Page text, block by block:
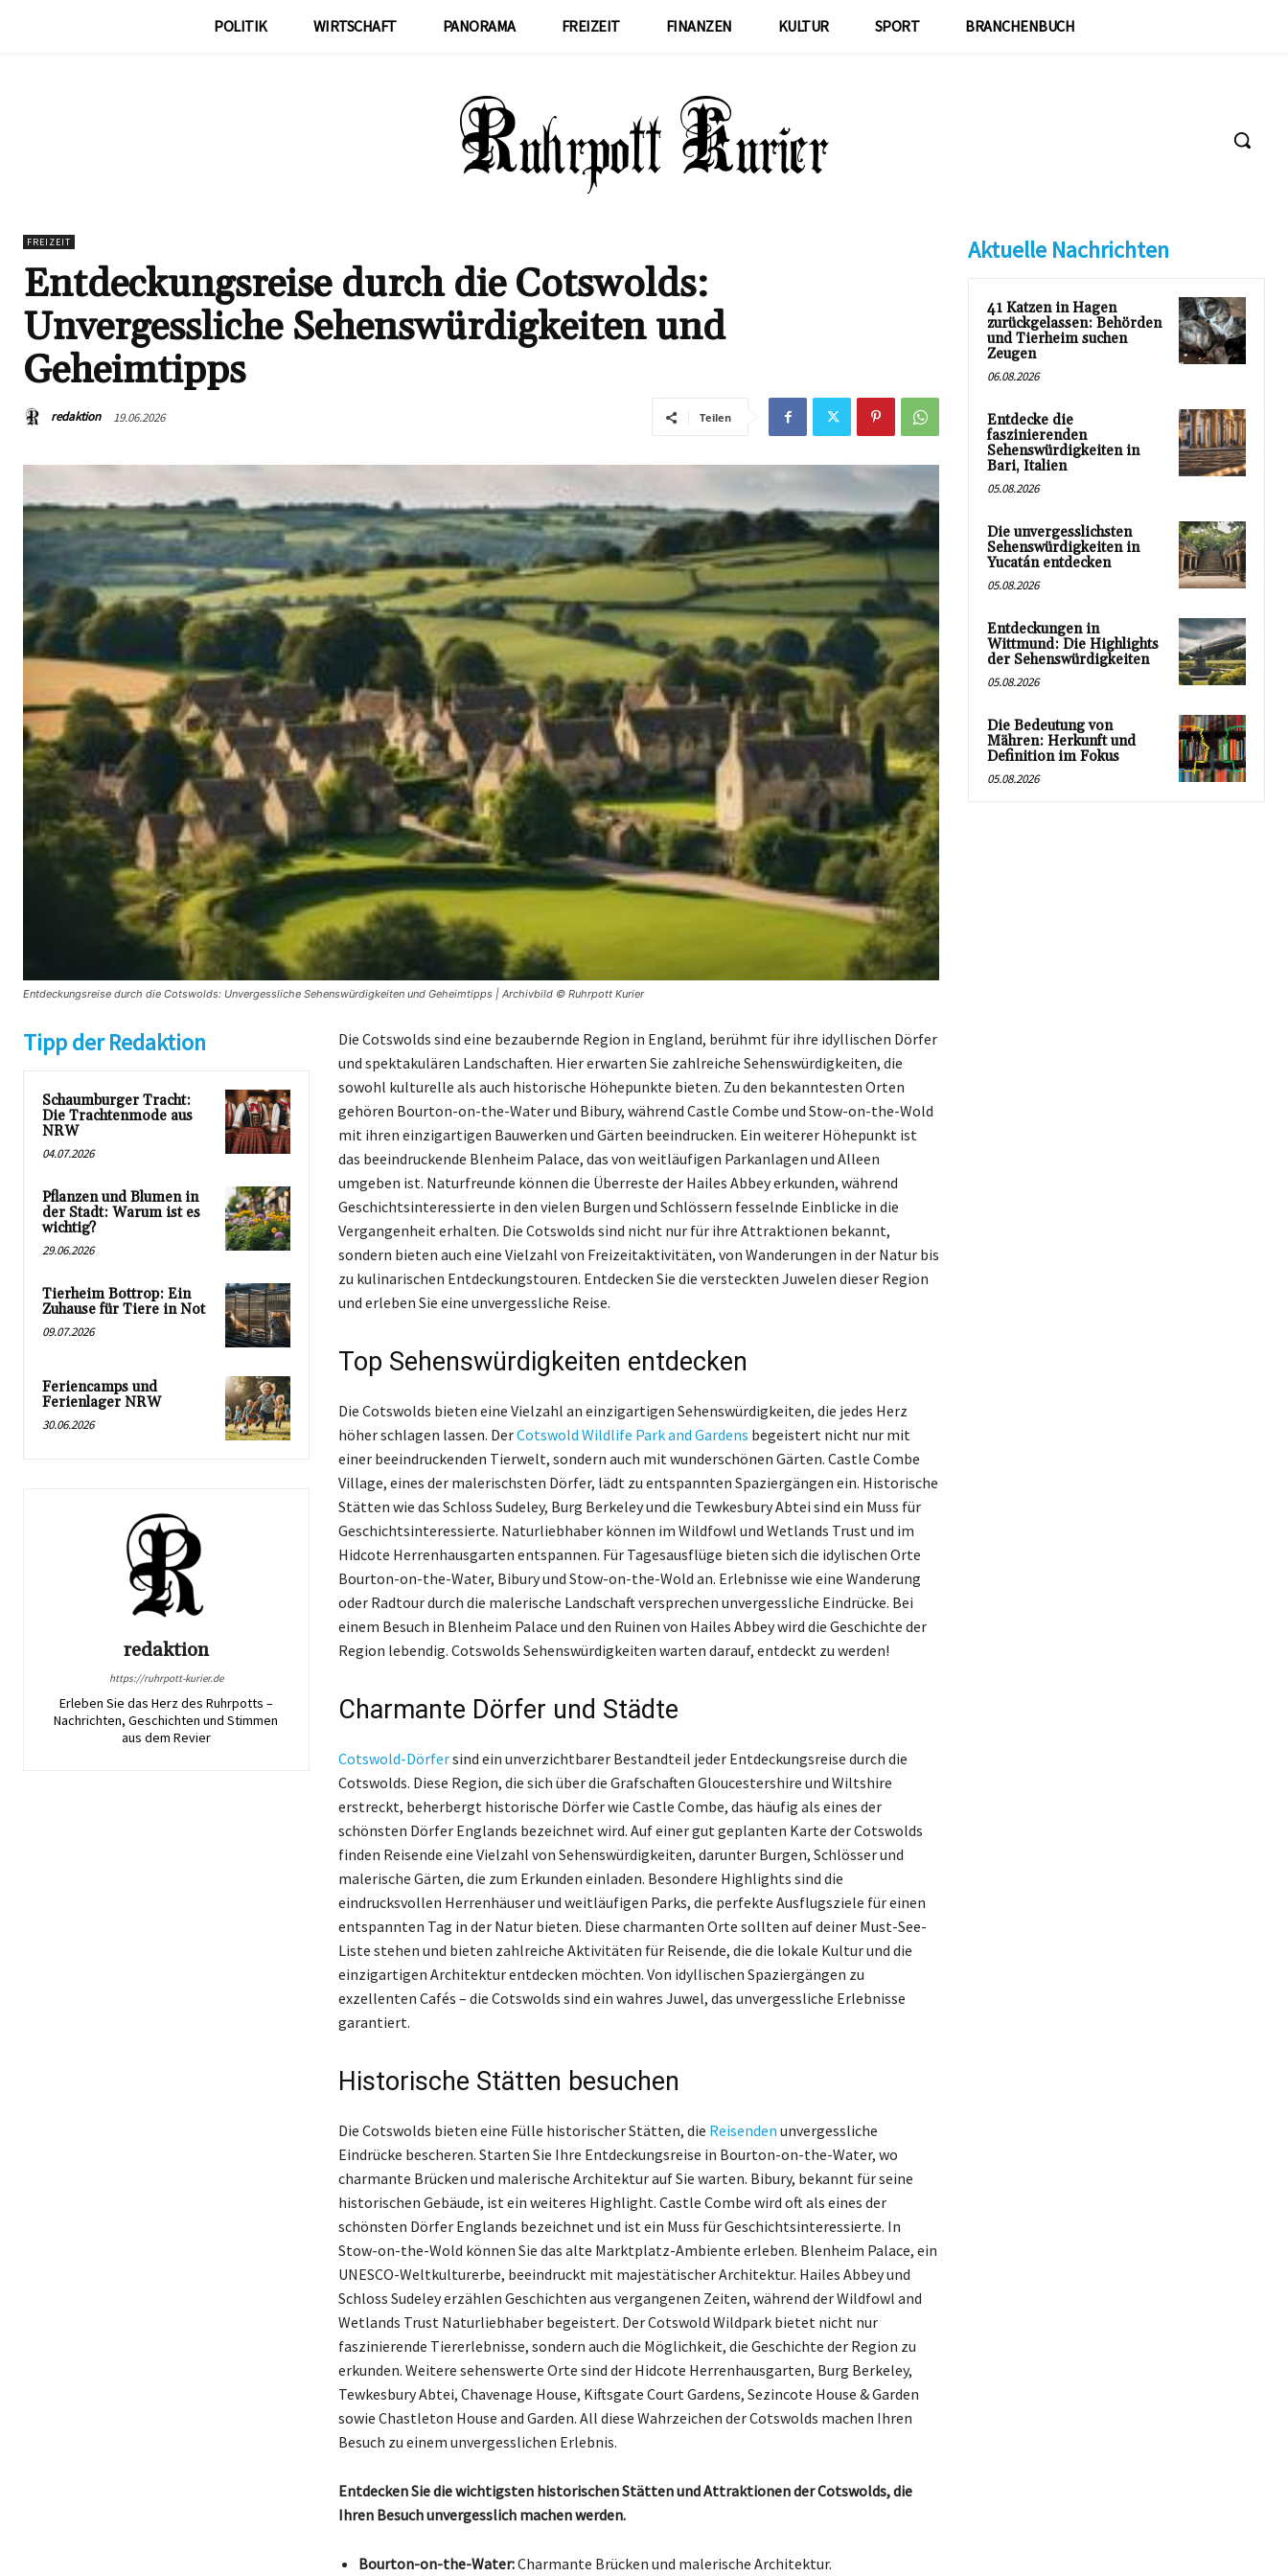
POLITIK WIRTSCHAFT PANORAMA FREIZEIT FINANZEN KULTUR SPORT BRANCHENBUCH
FREIZEIT
Entdeckungsreise durch die Cotswolds:
Unvergessliche Sehenswürdigkeiten und
Geheimtipps
redaktion 19.06.2026 Teilen
Entdeckungsreise durch die Cotswolds: Unvergessliche Sehenswürdigkeiten und Geheimtipps | Archivbild © Ruhrpott Kurier
Tipp der Redaktion
Schaumburger Tracht:
Die Trachtenmode aus
NRW
04.07.2026
Pflanzen und Blumen in
der Stadt: Warum ist es
wichtig?
29.06.2026
Tierheim Bottrop: Ein
Zuhause für Tiere in Not
09.07.2026
Feriencamps und
Ferienlager NRW
30.06.2026
redaktion
https://ruhrpott-kurier.de
Erleben Sie das Herz des Ruhrpotts –
Nachrichten, Geschichten und Stimmen
aus dem Revier
Die Cotswolds sind eine bezaubernde Region in England, berühmt für ihre idyllischen Dörfer
und spektakulären Landschaften. Hier erwarten Sie zahlreiche Sehenswürdigkeiten, die
sowohl kulturelle als auch historische Höhepunkte bieten. Zu den bekanntesten Orten
gehören Bourton-on-the-Water und Bibury, während Castle Combe und Stow-on-the-Wold
mit ihren einzigartigen Bauwerken und Gärten beeindrucken. Ein weiterer Höhepunkt ist
das beeindruckende Blenheim Palace, das von weitläufigen Parkanlagen und Alleen
umgeben ist. Naturfreunde können die Überreste der Hailes Abbey erkunden, während
Geschichtsinteressierte in den vielen Burgen und Schlössern fesselnde Einblicke in die
Vergangenheit erhalten. Die Cotswolds sind nicht nur für ihre Attraktionen bekannt,
sondern bieten auch eine Vielzahl von Freizeitaktivitäten, von Wanderungen in der Natur bis
zu kulinarischen Entdeckungstouren. Entdecken Sie die versteckten Juwelen dieser Region
und erleben Sie eine unvergessliche Reise.
Top Sehenswürdigkeiten entdecken
Die Cotswolds bieten eine Vielzahl an einzigartigen Sehenswürdigkeiten, die jedes Herz
höher schlagen lassen. DerCotswold Wildlife Park and Gardens begeistert nicht nur mit
einer beeindruckenden Tierwelt, sondern auch mit wunderschönen Gärten. Castle Combe
Village, eines der malerischsten Dörfer, lädt zu entspannten Spaziergängen ein. Historische
Stätten wie das Schloss Sudeley, Burg Berkeley und die Tewkesbury Abtei sind ein Muss für
Geschichtsinteressierte. Naturliebhaber können im Wildfowl und Wetlands Trust und im
Hidcote Herrenhausgarten entspannen. Für Tagesausflüge bieten sich die idylischen Orte
Bourton-on-the-Water, Bibury und Stow-on-the-Wold an. Erlebnisse wie eine Wanderung
oder Radtour durch die malerische Landschaft versprechen unvergessliche Eindrücke. Bei
einem Besuch in Blenheim Palace und den Ruinen von Hailes Abbey wird die Geschichte der
Region lebendig. Cotswolds Sehenswürdigkeiten warten darauf, entdeckt zu werden!
Charmante Dörfer und Städte
Cotswold-Dörfersind ein unverzichtbarer Bestandteil jeder Entdeckungsreise durch die
Cotswolds. Diese Region, die sich über die Grafschaften Gloucestershire und Wiltshire
erstreckt, beherbergt historische Dörfer wie Castle Combe, das häufig als eines der
schönsten Dörfer Englands bezeichnet wird. Auf einer gut geplanten Karte der Cotswolds
finden Reisende eine Vielzahl von Sehenswürdigkeiten, darunter Burgen, Schlösser und
malerische Gärten, die zum Erkunden einladen. Besondere Highlights sind die
eindrucksvollen Herrenhäuser und weitläufigen Parks, die perfekte Ausflugsziele für einen
entspannten Tag in der Natur bieten. Diese charmanten Orte sollten auf deiner Must-See-
Liste stehen und bieten zahlreiche Aktivitäten für Reisende, die die lokale Kultur und die
einzigartigen Architektur entdecken möchten. Von idyllischen Spaziergängen zu
exzellenten Cafés – die Cotswolds sind ein wahres Juwel, das unvergessliche Erlebnisse
garantiert.
Historische Stätten besuchen
Die Cotswolds bieten eine Fülle historischer Stätten, die Reisenden unvergessliche
Eindrücke bescheren. Starten Sie Ihre Entdeckungsreise in Bourton-on-the-Water, wo
charmante Brücken und malerische Architektur auf Sie warten. Bibury, bekannt für seine
historischen Gebäude, ist ein weiteres Highlight. Castle Combe wird oft als eines der
schönsten Dörfer Englands bezeichnet und ist ein Muss für Geschichtsinteressierte. In
Stow-on-the-Wold können Sie das alte Marktplatz-Ambiente erleben. Blenheim Palace, ein
UNESCO-Weltkulturerbe, beeindruckt mit majestätischer Architektur. Hailes Abbey und
Schloss Sudeley erzählen Geschichten aus vergangenen Zeiten, während der Wildfowl and
Wetlands Trust Naturliebhaber begeistert. Der Cotswold Wildpark bietet nicht nur
faszinierende Tiererlebnisse, sondern auch die Möglichkeit, die Geschichte der Region zu
erkunden. Weitere sehenswerte Orte sind der Hidcote Herrenhausgarten, Burg Berkeley,
Tewkesbury Abtei, Chavenage House, Kiftsgate Court Gardens, Sezincote House & Garden
sowie Chastleton House and Garden. All diese Wahrzeichen der Cotswolds machen Ihren
Besuch zu einem unvergesslichen Erlebnis.
Entdecken Sie die wichtigsten historischen Stätten und Attraktionen der Cotswolds, die
Ihren Besuch unvergesslich machen werden.
Bourton-on-the-Water:Charmante Brücken und malerische Architektur.
Aktuelle Nachrichten
41 Katzen in Hagen
zurückgelassen: Behörden
und Tierheim suchen
Zeugen
06.08.2026
Entdecke die
faszinierenden
Sehenswürdigkeiten in
Bari, Italien
05.08.2026
Die unvergesslichsten
Sehenswürdigkeiten in
Yucatán entdecken
05.08.2026
Entdeckungen in
Wittmund: Die Highlights
der Sehenswürdigkeiten
05.08.2026
Die Bedeutung von
Mähren: Herkunft und
Definition im Fokus
05.08.2026